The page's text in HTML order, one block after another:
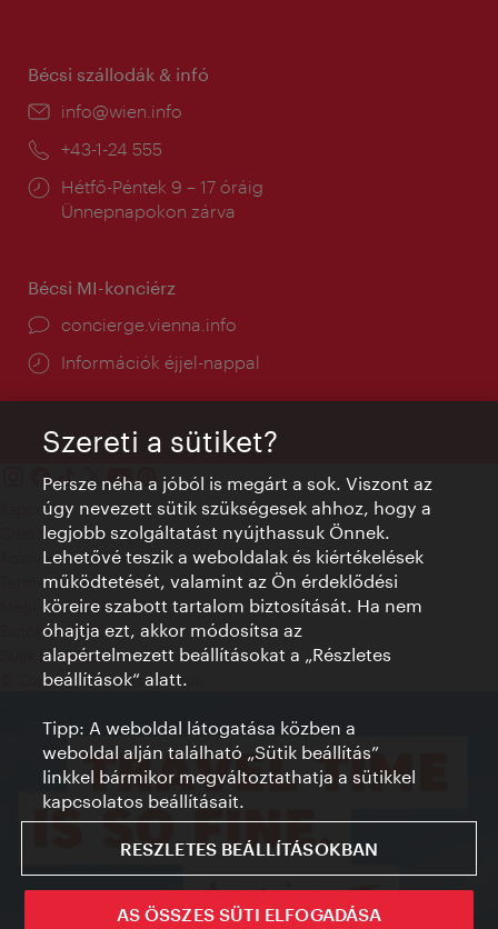
Bécsi szállodák & infó
E-
info@wien.info
Telefon:
+43-1-24 555
Nyitva
tartás:
Hétfő-Péntek 9 – 17 óráig
Ünnepnapokon zárva
Bécsi MI-konciérz
concierge.vienna.info
Információk éjjel-nappal
Kapcsolat
Credits
Adatvédelmi nyilatkozat
Terms of Use
Megközelíthetőség
Sajtókapcsolat
Sütik beállítása
© Copyright WienTourismus
Szereti a sütiket?
Persze néha a jóból is megárt a sok. Viszont az
úgy nevezett sütik szükségesek ahhoz, hogy a
legjobb szolgáltatást nyújthassuk Önnek.
Lehetővé teszik a weboldalak és kiértékelések
működtetését, valamint az Ön érdeklődési
köreire szabott tartalom biztosítását. Ha nem
óhajtja ezt, akkor módosítsa az
alapértelmezett beállításokat a „Részletes
beállítások“ alatt.
Tipp: A weboldal látogatása közben a
weboldal alján található „Sütik beállítás”
linkkel bármikor megváltoztathatja a sütikkel
kapcsolatos beállításait.
RESZLETES BEÁLLÍTÁSOKBAN
AS ÖSSZES SÜTI ELFOGADÁSA